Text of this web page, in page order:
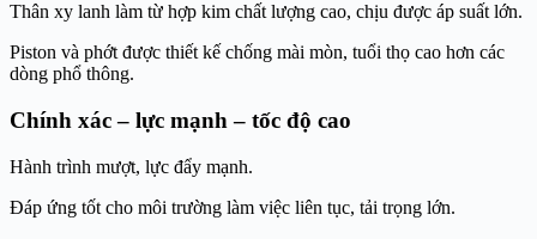
Thân xy lanh làm từ hợp kim chất lượng cao, chịu được áp suất lớn.
Piston và phớt được thiết kế chống mài mòn, tuổi thọ cao hơn các
dòng phổ thông.
Chính xác – lực mạnh – tốc độ cao
Hành trình mượt, lực đẩy mạnh.
Đáp ứng tốt cho môi trường làm việc liên tục, tải trọng lớn.